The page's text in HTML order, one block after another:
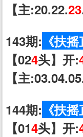
【主:20.22.23
143期: 《扶摇
【024头】开:
【主
144期: 《扶摇
【014头】开: